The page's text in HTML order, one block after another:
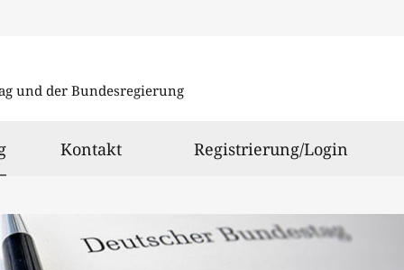
und der Bundesregierung
ausgewählt
Kontakt Registrierung/Login